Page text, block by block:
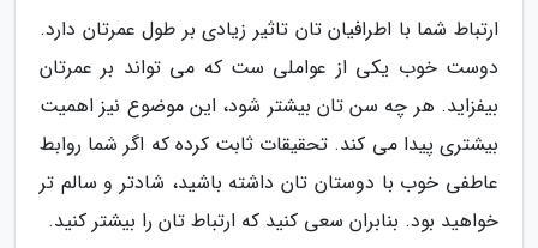
ارتباط شما با اطرافیان تان تاثیر زیادی بر طول عمرتان دارد.
دوست خوب یکی از عواملی ست که می تواند بر عمرتان
بیفزاید. هر چه سن تان بیشتر شود، این موضوع نیز اهمیت
بیشتری پیدا می کند. تحقیقات ثابت کرده که اگر شما روابط
عاطفی خوب با دوستان تان داشته باشید، شادتر و سالم تر
خواهید بود. بنابران سعی کنید که ارتباط تان را بیشتر کنید.